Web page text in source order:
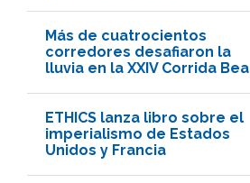
Más de cuatrocientos
corredores desafiaron la
lluvia en la XXIV Corrida Bea
ETHICS lanza libro sobre el
imperialismo de Estados
Unidos y Francia